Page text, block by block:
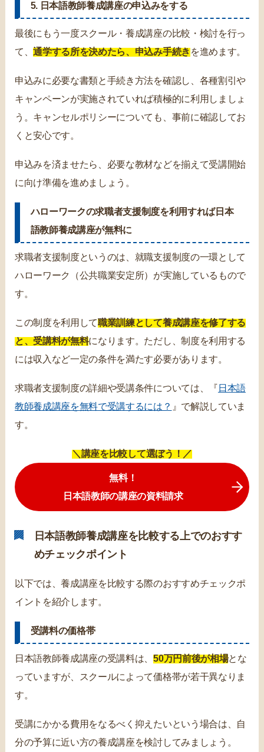
5. 日本語教師養成講座の申込みをする
最後にもう一度スクール・養成講座の比較・検討を行っ
て、通学する所を決めたら、申込み手続き を進めます。
申込みに必要な書類と手続き方法を確認し、各種割引や
キャンペーンが実施されていれば積極的に利用しましょ
う。キャンセルポリシーについても、事前に確認してお
くと安心です。
申込みを済ませたら、必要な教材などを揃えて受講開始
に向け準備を進めましょう。
ハローワークの求職者支援制度を利用すれば日本
語教師養成講座が無料に
求職者支援制度というのは、就職支援制度の一環として
ハローワーク（公共職業安定所）が実施しているもので
す。
この制度を利用して職業訓練として養成講座を修了する
と、受講料が無料になります。ただし、制度を利用する
には収入など一定の条件を満たす必要があります。
求職者支援制度の詳細や受講条件については、『 日本語
教師養成講座を無料で受講するには？ 』で解説していま
す。
＼講座を比較して選ぼう！／
無料！
日本語教師の講座の資料請求
日本語教師養成講座を比較する上でのおすす
めチェックポイント
以下では、養成講座を比較する際のおすすめチェックポ
イントを紹介します。
受講料の価格帯
日本語教師養成講座の受講料は、50万円前後が相場とな
っていますが、スクールによって価格帯が若干異なりま
す。
受講にかかる費用をなるべく抑えたいという場合は、自
分の予算に近い方の養成講座を検討してみましょう。